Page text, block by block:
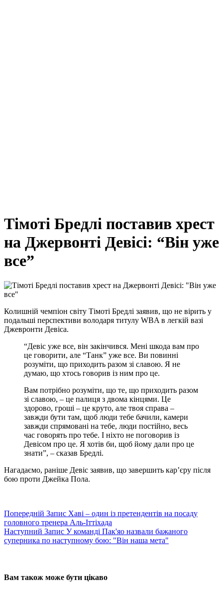
Тімоті Бредлі поставив хрест
на Джервонті Девісі: “Він уже
все”
Колишній чемпіон світу Тімоті Бредлі заявив, що не вірить у
подальші перспективи володаря титулу WBA в легкій вазі
Джевронти Девіса.
“Девіс уже все, він закінчився. Мені шкода вам про
це говорити, але “Танк” уже все. Ви повинні
розуміти, що приходить разом зі славою. Я не
думаю, що хтось говорив із ним про це.
Вам потрібно розуміти, що те, що приходить разом
зі славою, – це палиця з двома кінцями. Це
здорово, гроші – це круто, але твоя справа –
завжди бути там, щоб люди тебе бачили, камери
завжди спрямовані на тебе, люди постійно, весь
час говорять про тебе. І ніхто не поговорив із
Девісом про це. Я хотів би, щоб йому дали про це
знати”, – сказав Бредлі.
Нагадаємо, раніше Девіс заявив, що завершить кар’єру після
бою проти Джейка Пола.
Попередній Запис Хаві – один із претендентів на посаду
головного тренера Аль-Іттіхада
Наступний Запис У команді Пак'яо назвали бажаного
суперника по наступному бою: "Він наша мета"
Вам також може бути цікаво